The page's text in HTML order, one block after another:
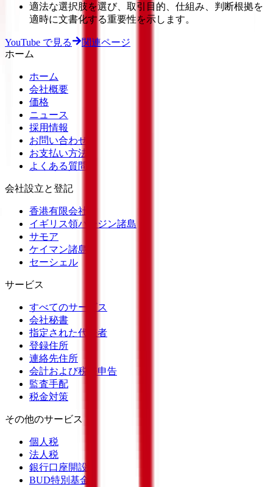
適法な選択肢を選び、取引目的、仕組み、判断根拠を
適時に文書化する重要性を示します。
YouTube で見る
関連ページ
ホーム
ホーム
会社概要
価格
ニュース
採用情報
お問い合わせ
お支払い方法
よくある質問
会社設立と登記
香港有限会社
イギリス領バージン諸島
サモア
ケイマン諸島
セーシェル
サービス
すべてのサービス
会社秘書
指定された代表者
登録住所
連絡先住所
会計および税務申告
監査手配
税金対策
その他のサービス
個人税
法人税
銀行口座開設
BUD特別基金